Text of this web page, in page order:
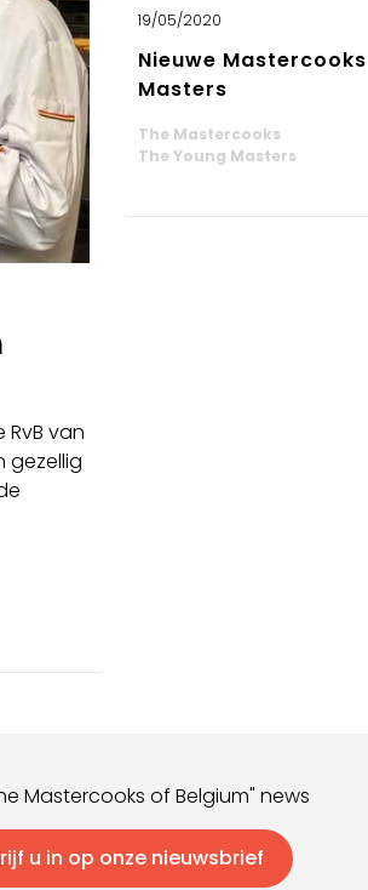
van
gezellig
19/05/2020
Nieuwe
Masters
The Mastercooks
The Young Masters
Mastercooks of Belgium" news
u in op onze nieuwsbrief